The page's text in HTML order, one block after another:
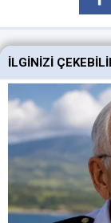
Ankara
Keçiören
Altındağ
Sincan
Mamak
İLGINIZI